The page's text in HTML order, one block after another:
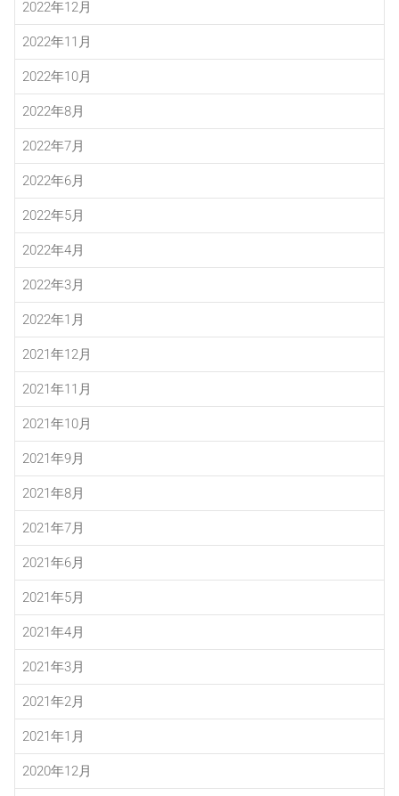
2022年12月
2022年11月
2022年10月
2022年8月
2022年7月
2022年6月
2022年5月
2022年4月
2022年3月
2022年1月
2021年12月
2021年11月
2021年10月
2021年9月
2021年8月
2021年7月
2021年6月
2021年5月
2021年4月
2021年3月
2021年2月
2021年1月
2020年12月